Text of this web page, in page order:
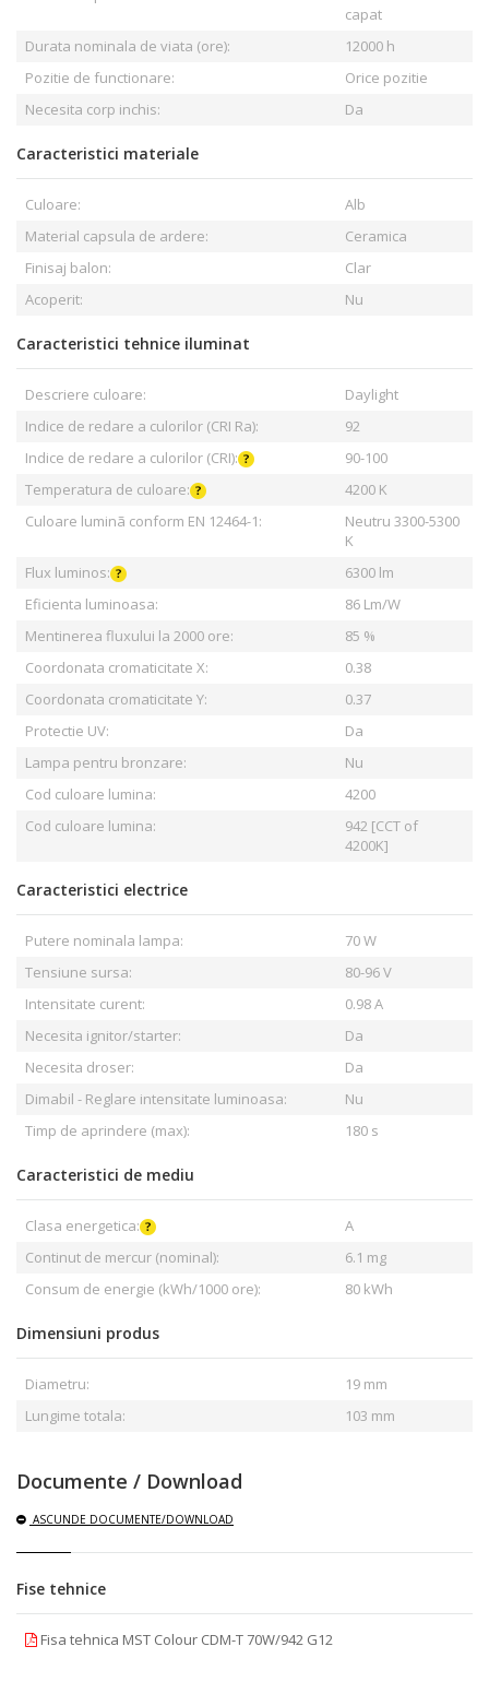
capat
Durata nominala de viata (ore):
12000 h
Pozitie de functionare:
Orice pozitie
Necesita corp inchis:
Da
Caracteristici materiale
Culoare:
Alb
Material capsula de ardere:
Ceramica
Finisaj balon:
Clar
Acoperit:
Nu
Caracteristici tehnice iluminat
Descriere culoare:
Daylight
Indice de redare a culorilor (CRI Ra):
92
Indice de redare a culorilor (CRI):
90-100
Temperatura de culoare:
4200 K
Culoare luminã conform EN 12464-1:
Neutru 3300-5300
K
Flux luminos:
6300 lm
Eficienta luminoasa:
86 Lm/W
Mentinerea fluxului la 2000 ore:
85 %
Coordonata cromaticitate X:
0.38
Coordonata cromaticitate Y:
0.37
Protectie UV:
Da
Lampa pentru bronzare:
Nu
Cod culoare lumina:
4200
Cod culoare lumina:
942 [CCT of
4200K]
Caracteristici electrice
Putere nominala lampa:
70 W
Tensiune sursa:
80-96 V
Intensitate curent:
0.98 A
Necesita ignitor/starter:
Da
Necesita droser:
Da
Dimabil - Reglare intensitate luminoasa:
Nu
Timp de aprindere (max):
180 s
Caracteristici de mediu
Clasa energetica:
A
Continut de mercur (nominal):
6.1 mg
Consum de energie (kWh/1000 ore):
80 kWh
Dimensiuni produs
Diametru:
19 mm
Lungime totala:
103 mm
Documente / Download
ASCUNDE DOCUMENTE/DOWNLOAD
Fise tehnice
Fisa tehnica MST Colour CDM-T 70W/942 G12